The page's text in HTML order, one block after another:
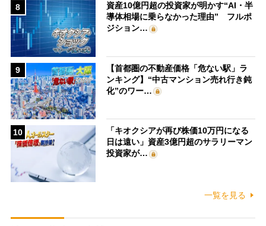
8
資産10億円超の投資家が明かす“AI・半
導体相場に乗らなかった理由” フルポ
ジション…
9
【首都圏の不動産価格「危ない駅」ラ
ンキング】“中古マンション売れ行き鈍
化”のワー…
10
「キオクシアが再び株価10万円になる
日は遠い」資産3億円超のサラリーマン
投資家が…
一覧を見る